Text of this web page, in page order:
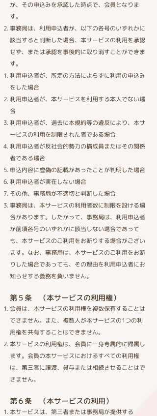
が、その申込みを承認した時点で、会員となりま
す。
事務局は、利用申込者が、以下の各号のいずれかに
該当すると判断した場合、本サービスの利用を承認
せず、または承認を事後的に取り消すことができま
す。
利用申込者が、所定の方法によらずに利用の申込み
をした場合
利用申込者が、本サービスを利用する本人でない場
合
利用申込者が、過去に本規約等の違反により、本サ
ービスの利用を制限された者である場合
利用申込者が反社会的勢力の構成員またはその関係
者である場合
申込内容に虚偽の記載があったことが判明した場合
利用申込者が実在しない場合
その他、事務局が不適切と判断した場合
事務局は、本サービスの利用者数に制限を設ける場
合があります。したがって、事務局は、利用申込者
が前項各号のいずれかに該当しない場合であって
も、本サービスのご利用をお断りする場合がござい
ます。なお、事務局は、本サービスのご利用をお断
りした場合であっても、その理由を利用申込者にお
知らせする義務を負いません。
第５条 （本サービスの利用権）​
会員は、本サービスの利用権を複数保有することは
できません。また、複数人が本サービスの1つの利
用権を共有することはできません。
本サービスの利用権は、会員に一身専属的に帰属し
ます。会員の本サービスにおけるすべての利用権
は、第三者に譲渡、貸与または相続させることはで
きません。
第６条 （本サービスの利用）​
本サービスは、第三者または事務局が提供する